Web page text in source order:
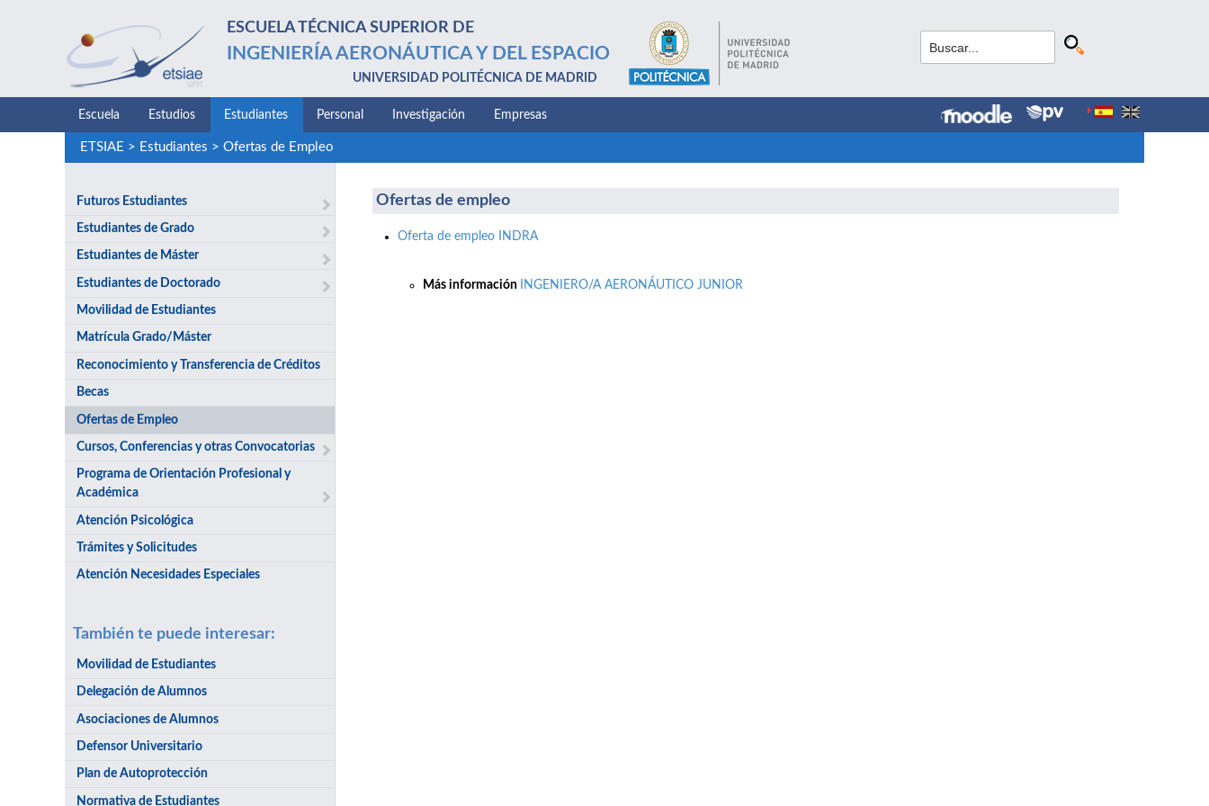
ESCUELA TÉCNICA SUPERIOR DE
INGENIERÍA AERONÁUTICA Y DEL ESPACIO
UNIVERSIDAD POLITÉCNICA DE MADRID
Escuela Estudios Estudiantes Personal Investigación Empresas
ETSIAE > Estudiantes > Ofertas de Empleo
Futuros Estudiantes
Estudiantes de Grado
Estudiantes de Máster
Estudiantes de Doctorado
Movilidad de Estudiantes
Matrícula Grado/Máster
Reconocimiento y Transferencia de Créditos
Becas
Ofertas de Empleo
Cursos, Conferencias y otras Convocatorias
Programa de Orientación Profesional y
Académica
Atención Psicológica
Trámites y Solicitudes
Atención Necesidades Especiales
También te puede interesar:
Movilidad de Estudiantes
Delegación de Alumnos
Asociaciones de Alumnos
Defensor Universitario
Plan de Autoprotección
Normativa de Estudiantes
Ofertas de empleo
Oferta de empleo INDRA
Más información INGENIERO/A AERONÁUTICO JUNIOR